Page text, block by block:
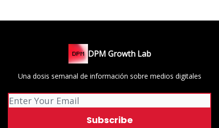
DPM Growth Lab
Una dosis semanal de información sobre medios digitales